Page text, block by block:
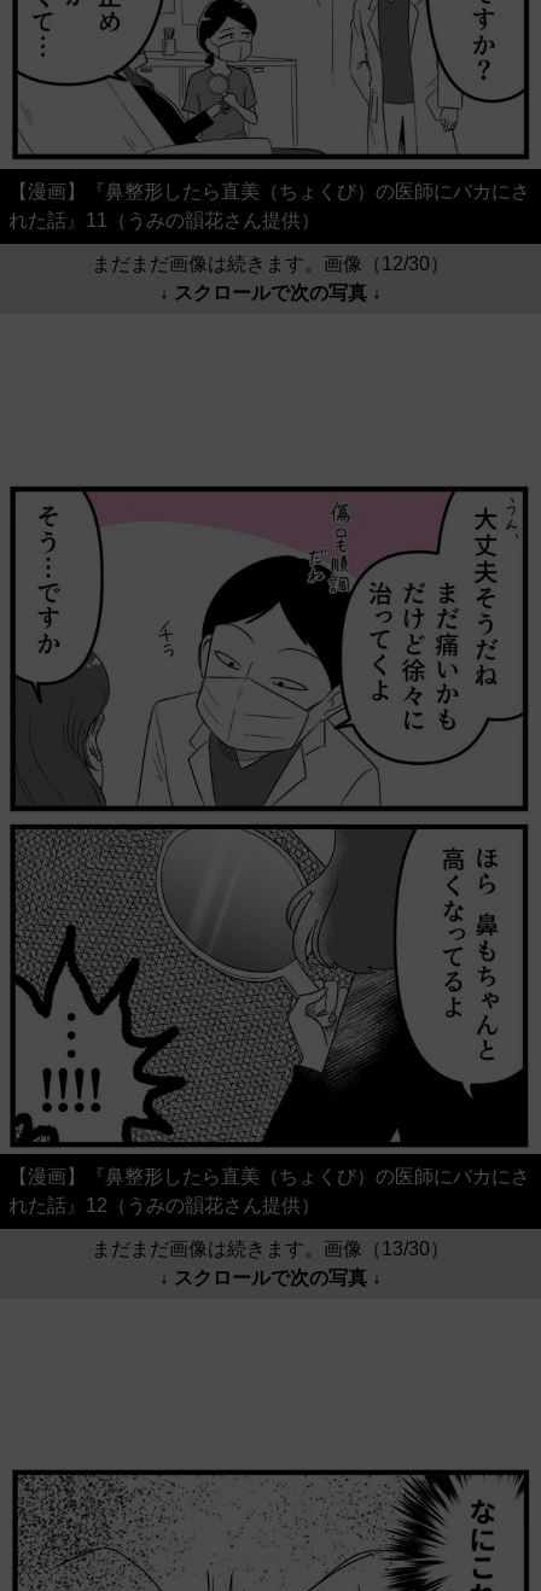
【漫画】『鼻整形したら直美（ちょくび）の医師にバカにさ
れた話』11（うみの韻花さん提供）
まだまだ画像は続きます。画像（12/30）
↓ スクロールで次の写真 ↓
【漫画】『鼻整形したら直美（ちょくび）の医師にバカにさ
れた話』12（うみの韻花さん提供）
まだまだ画像は続きます。画像（13/30）
↓ スクロールで次の写真 ↓